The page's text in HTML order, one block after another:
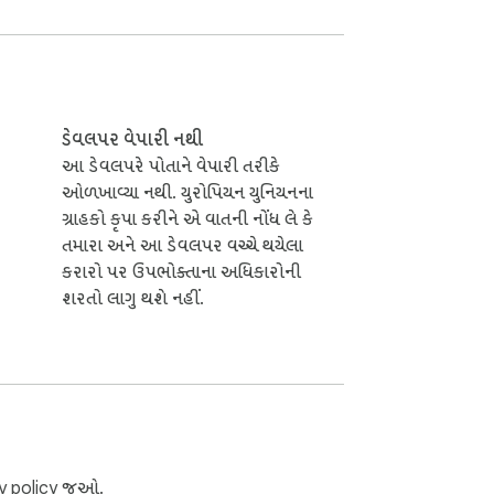
ડિઝાઇનર્સને સીમલેસ અને કાર્યક્ષમ
વપરાશકર્તા-મૈત્રીપૂર્ણ ઇન્ટરફેસ પ્રદાન કરે
કરીને બધાને પૂરી કરે છે.
ડેવલપર વેપારી નથી
આ ડેવલપરે પોતાને વેપારી તરીકે
ઓળખાવ્યા નથી. યુરોપિયન યુનિયનના
ગ્રાહકો કૃપા કરીને એ વાતની નોંધ લે કે
તમારા અને આ ડેવલપર વચ્ચે થયેલા
કરારો પર ઉપભોક્તાના અધિકારોની
શરતો લાગુ થશે નહીં.
policyજુઓ.